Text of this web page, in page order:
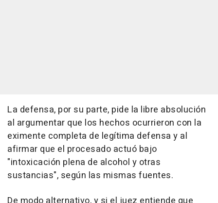
La defensa, por su parte, pide la libre absolución
al argumentar que los hechos ocurrieron con la
eximente completa de legítima defensa y al
afirmar que el procesado actuó bajo
"intoxicación plena de alcohol y otras
sustancias", según las mismas fuentes.